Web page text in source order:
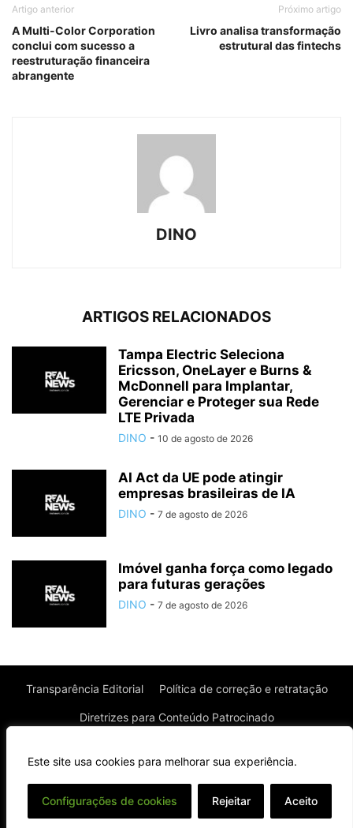
Este site usa cookies para melhorar sua experiência.
Configurações de cookies Rejeitar Aceito
Artigo anterior
A Multi-Color Corporation
conclui com sucesso a
reestruturação financeira
abrangente
Próximo artigo
Livro analisa transformação
estrutural das fintechs
DINO
ARTIGOS RELACIONADOS
Tampa Electric Seleciona
Ericsson, OneLayer e Burns &
McDonnell para Implantar,
Gerenciar e Proteger sua Rede
LTE Privada
DINO - 10 de agosto de 2026
AI Act da UE pode atingir
empresas brasileiras de IA
DINO - 7 de agosto de 2026
Imóvel ganha força como legado
para futuras gerações
DINO - 7 de agosto de 2026
Transparência Editorial Política de correção e retratação
Diretrizes para Conteúdo Patrocinado